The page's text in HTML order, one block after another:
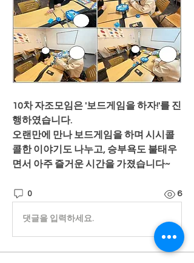
10차 자조모임은 '보드게임을 하자!'를 진
행하였습니다.
오랜만에 만나 보드게임을 하며 시시콜
콜한 이야기도 나누고, 승부욕도 불태우
면서 아주 즐거운 시간을 가졌습니다~
0 6
댓글을 입력하세요.